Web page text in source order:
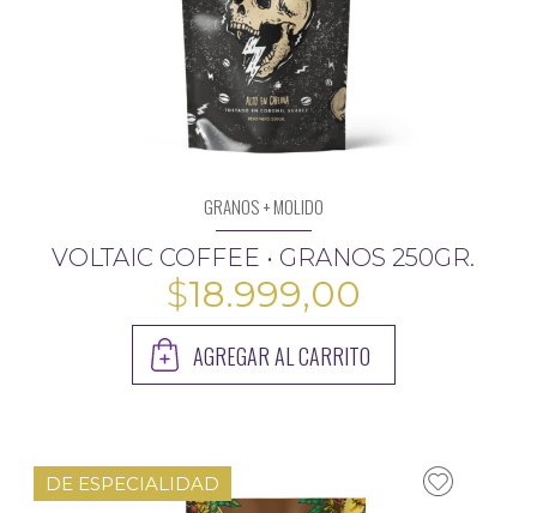
GRANOS + MOLIDO
VOLTAIC COFFEE • GRANOS 250GR.
$18.999,00
AGREGAR AL CARRITO
DE ESPECIALIDAD